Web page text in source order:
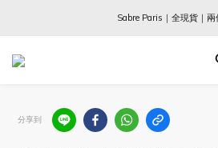
Ogata x 坂本龍一 ｜大師
Sabre Paris｜全現貨｜兩
Ogata x 坂本龍一 ｜大師
分享到